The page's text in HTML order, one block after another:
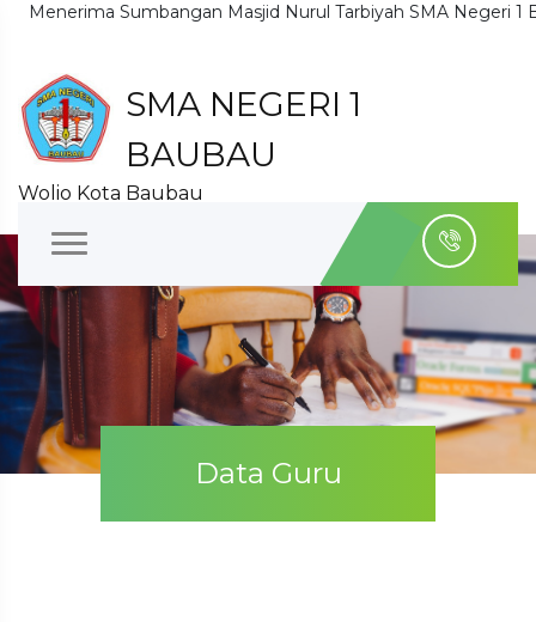
Sumbangan Masjid Nurul Tarbiyah SMA Negeri 1
SMA NEGERI 1
BAUBAU
Wolio Kota Baubau
Data Guru